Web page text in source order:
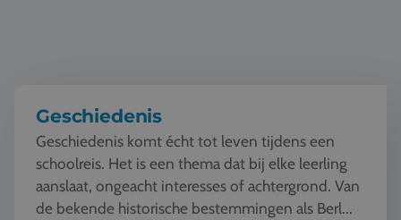
Geschiedenis
Geschiedenis komt écht tot leven tijdens een
schoolreis. Het is een thema dat bij elke leerling
aanslaat, ongeacht interesses of achtergrond. Van
de bekende historische bestemmingen als Berl...